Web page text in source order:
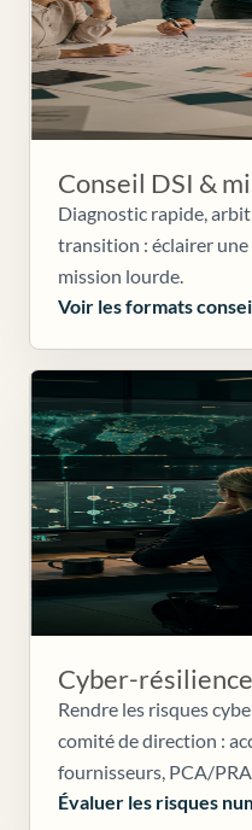
Conseil DSI &
Diagnostic rapide,
transition : éclairer une
mission lourde.
Voir les formats
Cyber-
Rendre les risques
comité de direction :
fournisseurs, PCA/
Évaluer les risques